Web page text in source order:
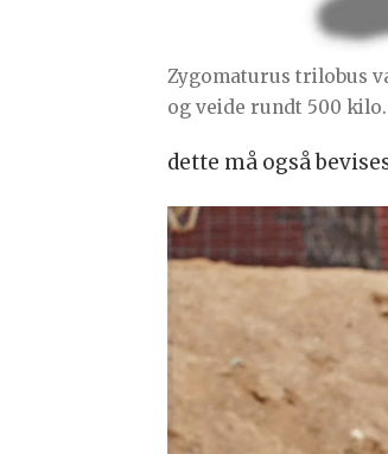
Zygomaturus trilobus
og veide rundt 500
dette må også